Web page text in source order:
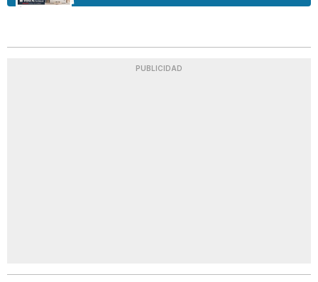
PUBLICIDAD